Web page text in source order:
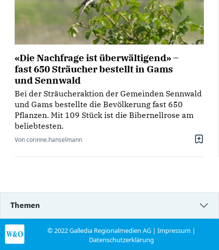
«Die Nachfrage ist überwältigend» –
fast 650 Sträucher bestellt in Gams
und Sennwald
Bei der Sträucheraktion der Gemeinden Sennwald
und Gams bestellte die Bevölkerung fast 650
Pflanzen. Mit 109 Stück ist die Bibernellrose am
beliebtesten.
Von corinne.hanselmann
Themen
© 2022 Galledia Regionalmedien AG |Impressum |
Datenschutzerklärung